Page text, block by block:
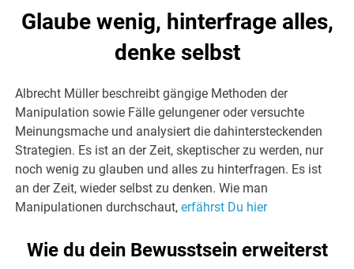
Glaube wenig, hinterfrage alles,
denke selbst
Albrecht Müller beschreibt gängige Methoden der
Manipulation sowie Fälle gelungener oder versuchte
Meinungsmache und analysiert die dahintersteckenden
Strategien. Es ist an der Zeit, skeptischer zu werden, nur
noch wenig zu glauben und alles zu hinterfragen. Es ist
an der Zeit, wieder selbst zu denken. Wie man
Manipulationen durchschaut,erfährst Du hier
Wie du dein Bewusstsein erweiterst